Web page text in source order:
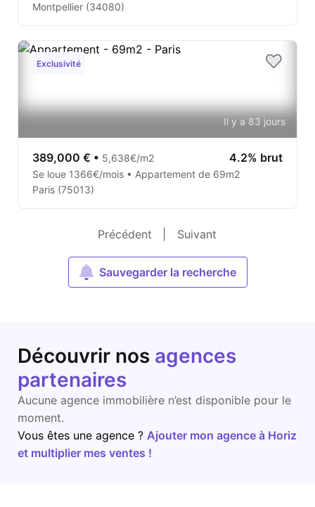
Montpellier (34080)
Exclusivité
Il y a 83 jours
389,000 € • 5,638€/m2 4.2% brut
Se loue 1366€/mois • Appartement de 69m2
Paris (75013)
Précédent Suivant
Sauvegarder la recherche
Découvrir nos agences
partenaires
Aucune agence immobilière n’est disponible pour le
moment.
Vous êtes une agence ? Ajouter mon agence à Horiz
et multiplier mes ventes !